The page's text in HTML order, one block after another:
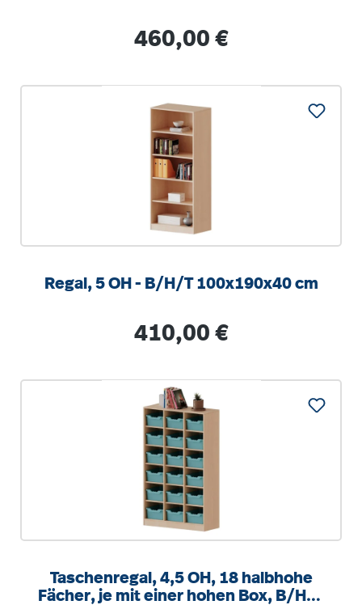
Regulärer Preis:
460,00 €
Regal, 5 OH - B/H/T 100x190x40 cm
Regulärer Preis:
410,00 €
Taschenregal, 4,5 OH, 18 halbhohe
Fächer, je mit einer hohen Box, B/H/T